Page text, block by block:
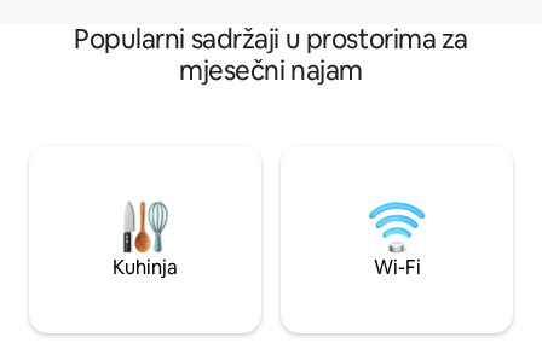
Popularni sadržaji u prostorima za
mjesečni najam
Kuhinja Wi-Fi